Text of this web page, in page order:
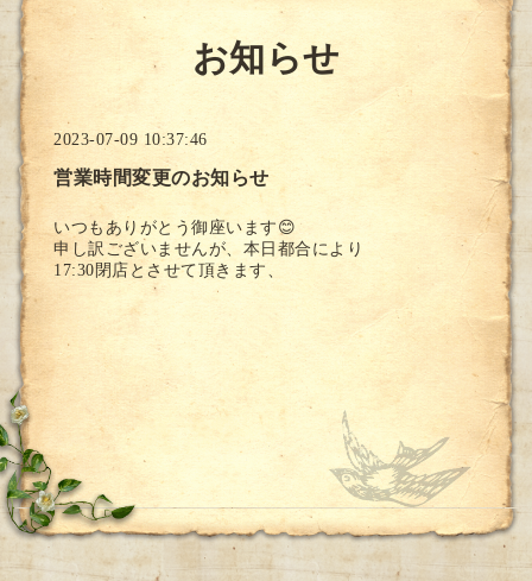
お知らせ
2023-07-09 10:37:46
営業時間変更のお知らせ
いつもありがとう御座います😊
申し訳ございませんが、本日都合により
17:30閉店とさせて頂きます、